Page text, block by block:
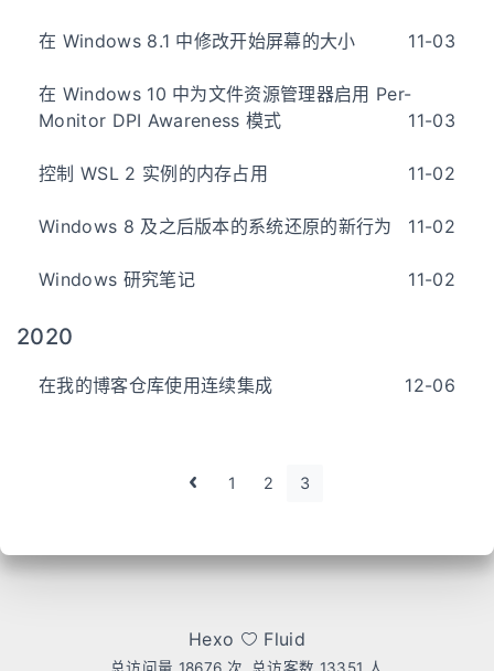
在 Windows 8.1 中修改开始屏幕的大小 11-03
在 Windows 10 中为文件资源管理器启用 Per-
Monitor DPI Awareness 模式
11-03
控制 WSL 2 实例的内存占用 11-02
Windows 8 及之后版本的系统还原的新行为 11-02
Windows 研究笔记 11-02
2020
在我的博客仓库使用连续集成 12-06
1 2 3
Hexo Fluid